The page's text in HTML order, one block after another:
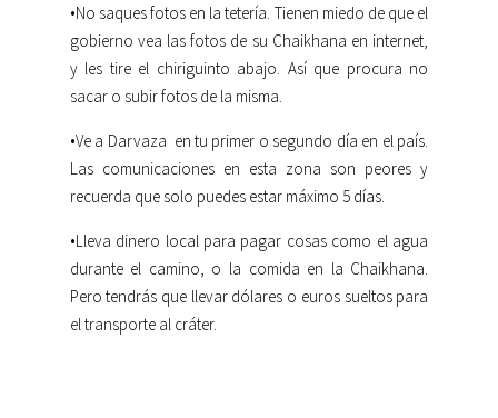
•No saques fotos en la tetería. Tienen miedo de que el
gobierno vea las fotos de su Chaikhana en internet,
y les tire el chiriguinto abajo. Así que procura no
sacar o subir fotos de la misma.
•Ve a Darvaza en tu primer o segundo día en el país.
Las comunicaciones en esta zona son peores y
recuerda que solo puedes estar máximo 5 días.
•Lleva dinero local para pagar cosas como el agua
durante el camino, o la comida en la Chaikhana.
Pero tendrás que llevar dólares o euros sueltos para
el transporte al cráter.